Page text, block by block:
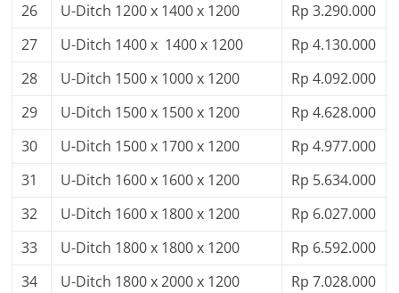
26
U-Ditch 1200 x 1400 x 1200
Rp 3.290.000
27
U-Ditch 1400 x 1400 x 1200
Rp 4.130.000
28
U-Ditch 1500 x 1000 x 1200
Rp 4.092.000
29
U-Ditch 1500 x 1500 x 1200
Rp 4.628.000
30
U-Ditch 1500 x 1700 x 1200
Rp 4.977.000
31
U-Ditch 1600 x 1600 x 1200
Rp 5.634.000
32
U-Ditch 1600 x 1800 x 1200
Rp 6.027.000
33
U-Ditch 1800 x 1800 x 1200
Rp 6.592.000
34
U-Ditch 1800 x 2000 x 1200
Rp 7.028.000